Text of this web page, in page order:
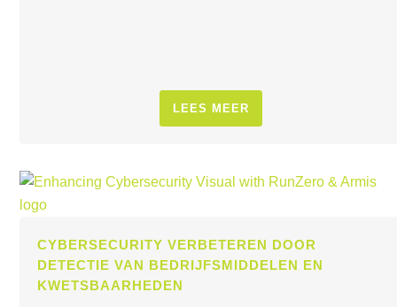
LEES MEER
CYBERSECURITY VERBETEREN DOOR
DETECTIE VAN BEDRIJFSMIDDELEN EN
KWETSBAARHEDEN